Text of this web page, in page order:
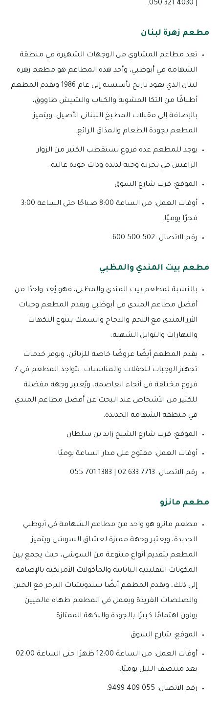
مطعم زهرة لبنان
تعد مطاعم المشاوي من الوجهات الشهيرة في منطقة
الشهامة في أبوظبي، وأحد هذه المطاعم هو مطعم زهرة
لبنان الذي يعود تاريخ تأسيسه إلى عام 1986 ويقدم المطعم
أطباقًا من التكا المشوية والكباب والشيش طاووق،
بالإضافة إلى مقبلات المطبخ اللبناني الأصيل، ويتميز
المطعم بجودة الطعام والمذاق الرائع.
يوجد للمطعم عدة فروع تستقطب الكثير من الزوار
الراغبين في تجربة وجبة لذيذة وذات جودة عالية.
الموقع: قرب شارع السوق
أوقات العمل: من الساعة 8:00 صباحًا حتى الساعة 3:00
فجرًا يوميًا.
رقم الاتصال: 502 500 600.
مطعم بيت المندي والمظبي
بالنسبة لمطعم بيت المندي والمظبي، فهو يُعد واحدًا من
أفضل مطاعم المندي في أبوظبي ويقدم المطعم وجبات
الأرز المندي مع اللحم والدجاج والسمك بتنوع النكهات
والبهارات والتوابل الشهية.
يقدم المطعم أيضًا عروضًا خاصة للزبائن، ويوفر خدمات
تجهيز الوجبات للحفلات والمناسبات. يتواجد المطعم في 7
فروع مختلفة في أنحاء العاصمة، ويُعتبر وجهة مفضلة
للكثير من الأشخاص عند البحث عن أفضل مطاعم المندي
في منطقة الشهامة الجديدة.
الموقع: قرب شارع الشيخ زايد بن سلطان
أوقات العمل: مفتوح على مدار الساعة يوميًا.
رقم الاتصال: 7713 633 02 | 1383 701 055.
مطعم مانزو
مطعم مانزو هو واحد من مطاعم الشهامة في أبوظبي
الجديدة، ويعتبر وجهة مميزة لعشاق السوشي ويتميز
المطعم بتقديم أنواع متنوعة من السوشي، حيث يجمع بين
المكونات التقليدية اليابانية والمأكولات الأمريكية بالإضافة
إلى ذلك، ويقدم المطعم أيضًا سندويشات البرجر مع الجبن
والصلصات الفريدة ويعمل في المطعم طهاة عالميين
يولون اهتمامًا كبيرًا بالجودة والنكهة الممتازة.
الموقع: شارع السوق
أوقات العمل: من الساعة 12:00 ظهرًا حتى الساعة 02:00
بعد منتصف الليل يوميًا.
رقم الاتصال: 055 409 9499.